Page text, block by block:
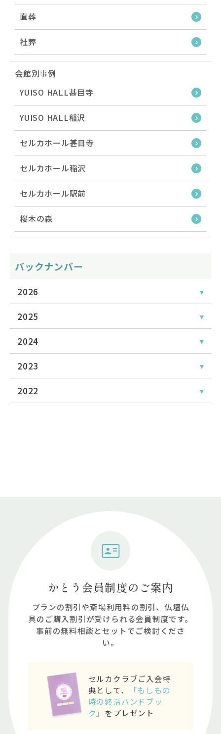
直葬
社葬
会館別事例
YUISO HALL甚目寺
YUISO HALL稲沢
セルカホール甚目寺
セルカホール稲沢
セルカホール駅前
桜木の森
バックナンバー
2026
2025
2024
2023
2022
かとう会員制度のご案内
プランの割引や斎場利⽤料の割引、仏壇仏
具のご購⼊割引が受けられる会員制度です。
事前の無料相談とセットでご検討くださ
い。
セルカクラブご入会特
典として、
「もしもの
時の終活ハンドブッ
ク」 をプレゼント